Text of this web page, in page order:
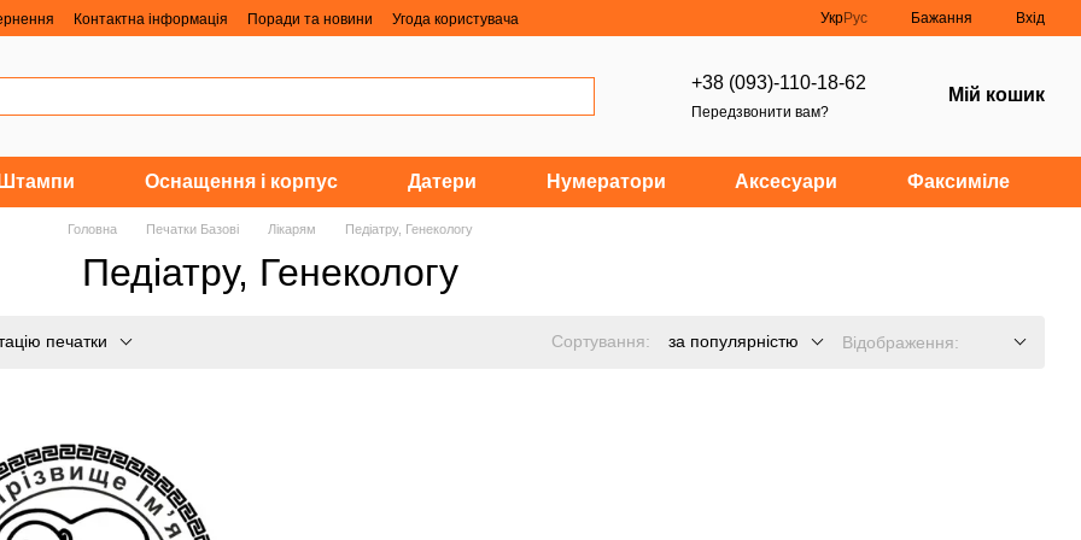
Контактна інформація Поради та новини
Угода користувача
УкрРус Бажання Вхід
+38 (093)-110-18-62
Передзвонити вам?
Мій кошик
Штампи Оснащення і корпус Датери Нумератори Аксесуари Факсиміле
Головна Печатки Базові Лікарям Педіатру, Генекологу
Педіатру, Генекологу
печатки Сортування: за популярністю Відображення: